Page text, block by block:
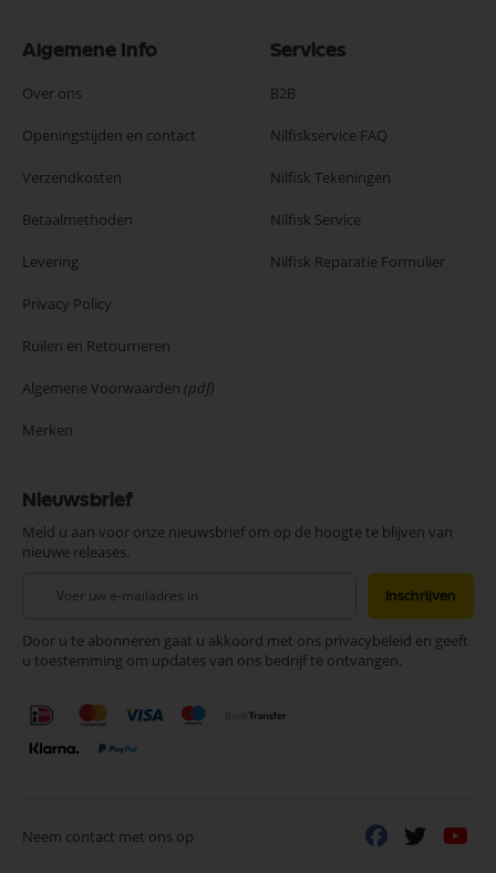
Algemene Info
Over ons
Openingstijden en contact
Verzendkosten
Betaalmethoden
Levering
Privacy Policy
Ruilen en Retourneren
Algemene Voorwaarden (pdf)
Merken
Services
B2B
Nilfiskservice FAQ
Nilfisk Tekeningen
Nilfisk Service
Nilfisk Reparatie Formulier
Nieuwsbrief
Meld u aan voor onze nieuwsbrief om op de hoogte te blijven van
nieuwe releases.
onze
nieuwsbrief
Inschrijven
Door u te abonneren gaat u akkoord met ons privacybeleid en geeft
u toestemming om updates van ons bedrijf te ontvangen.
Neem contact met ons op